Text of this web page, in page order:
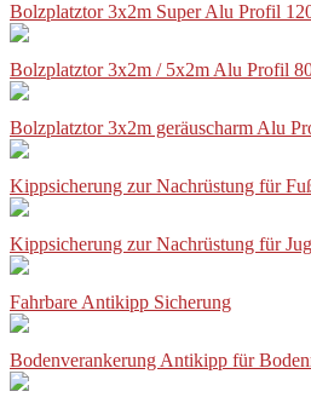
Bolzplatztor 3x2m Super Alu Profil
Bolzplatztor 3x2m / 5x2m Alu Profil
Bolzplatztor 3x2m geräuscharm Alu
Kippsicherung zur Nachrüstung für
Kippsicherung zur Nachrüstung für
Fahrbare Antikipp Sicherung
Bodenverankerung Antikipp für